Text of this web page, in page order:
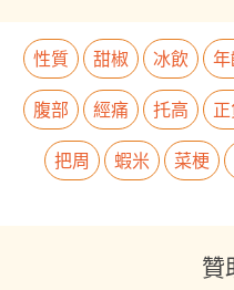
性質 甜椒 冰飲
腹部
經痛 托高
把周
蝦米 菜梗
贊